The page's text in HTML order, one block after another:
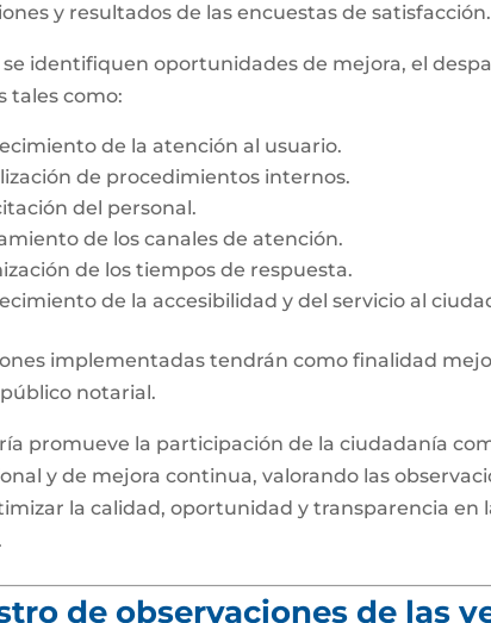
y resultados de las encuestas de satisfacción.
se identifiquen oportunidades de mejora, el
tales como:
de la atención al usuario.
de procedimientos internos.
del personal.
de los canales de atención.
de los tiempos de respuesta.
de la accesibilidad y del servicio al
implementadas tendrán como finalidad
notarial.
promueve la participación de la ciudadanía
y de mejora continua, valorando las
la calidad, oportunidad y transparencia en
de observaciones de las